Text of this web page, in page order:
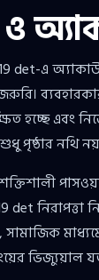
det-এ
জরুরি।
হচ্ছে এবং
পৃষ্ঠার নথি
নিরাপত্তা
সামাজিক
ভিজ্যুয়াল